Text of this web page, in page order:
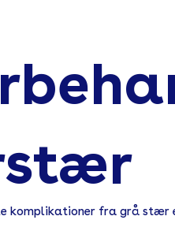
komplikationer fra grå stær